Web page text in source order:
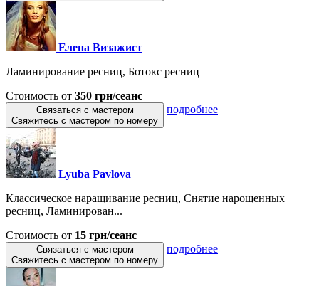
Елена Визажист
Ламинирование ресниц, Ботокс ресниц
Стоимость от 350 грн/сеанс
Связаться с мастером
Свяжитесь с мастером по номеру
подробнее
Lyuba Pavlova
Классическое наращивание ресниц, Снятие нарощенных
ресниц, Ламинирован...
Стоимость от 15 грн/сеанс
Связаться с мастером
Свяжитесь с мастером по номеру
подробнее